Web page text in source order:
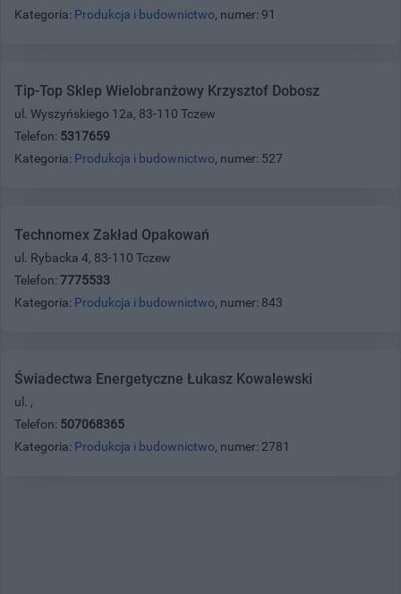
Kategoria: Produkcja i budownictwo, numer: 91
Tip-Top Sklep Wielobranżowy Krzysztof Dobosz
ul. Wyszyńskiego 12a, 83-110 Tczew
Telefon: 5317659
Kategoria: Produkcja i budownictwo, numer: 527
Technomex Zakład Opakowań
ul. Rybacka 4, 83-110 Tczew
Telefon: 7775533
Kategoria: Produkcja i budownictwo, numer: 843
Świadectwa Energetyczne Łukasz Kowalewski
ul. ,
Telefon: 507068365
Kategoria: Produkcja i budownictwo, numer: 2781